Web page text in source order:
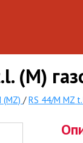
(M)
(MZ) /RS 44/M MZ